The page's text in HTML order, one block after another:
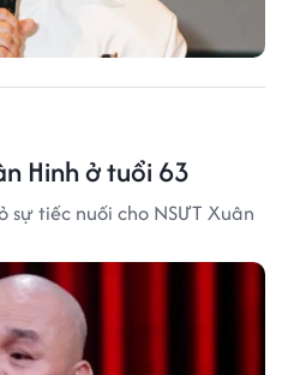
Hinh ở tuổi 63
tiếc nuối cho NSƯT Xuân